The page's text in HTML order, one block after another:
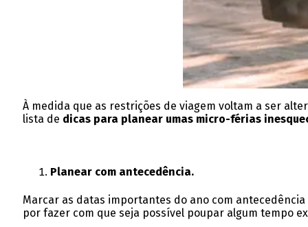
À medida que as restrições de viagem voltam a ser
lista de dicas para planear umas micro-férias
Planear com antecedência.
Marcar as datas importantes do ano com
por fazer com que seja possível poupar algum tempo